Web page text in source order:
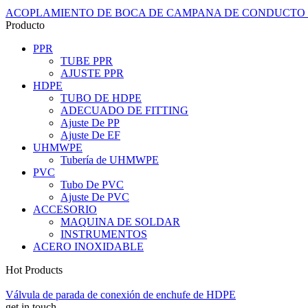
ACOPLAMIENTO DE BOCA DE CAMPANA DE CONDUCTO
Producto
PPR
TUBE PPR
AJUSTE PPR
HDPE
TUBO DE HDPE
ADECUADO DE FITTING
Ajuste De PP
Ajuste De EF
UHMWPE
Tubería de UHMWPE
PVC
Tubo De PVC
Ajuste De PVC
ACCESORIO
MAQUINA DE SOLDAR
INSTRUMENTOS
ACERO INOXIDABLE
Hot Products
Válvula de parada de conexión de enchufe de HDPE